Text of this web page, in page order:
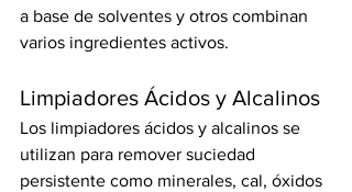
a base de solventes y otros combinan
varios ingredientes activos.
Limpiadores Ácidos y Alcalinos
Los limpiadores ácidos y alcalinos se
utilizan para remover suciedad
persistente como minerales, cal, óxidos